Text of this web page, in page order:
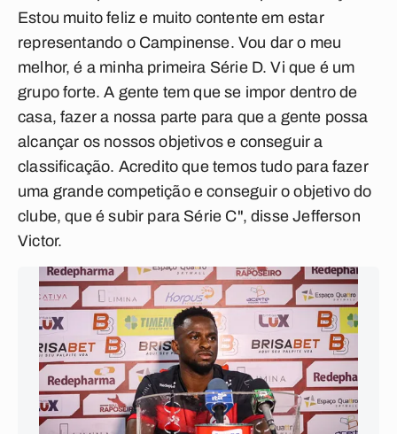
Estou muito feliz e muito contente em estar
representando o Campinense. Vou dar o meu
melhor, é a minha primeira Série D. Vi que é um
grupo forte. A gente tem que se impor dentro de
casa, fazer a nossa parte para que a gente possa
alcançar os nossos objetivos e conseguir a
classificação. Acredito que temos tudo para fazer
uma grande competição e conseguir o objetivo do
clube, que é subir para Série C", disse Jefferson
Victor.